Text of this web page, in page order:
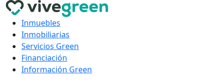
Inmuebles
Inmobiliarias
Servicios Green
Financiación
Información Green